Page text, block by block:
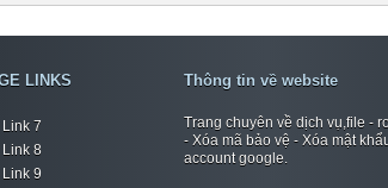
LINKS
7
8
9
Thông tin về website
Trang chuyên về dịch vụ,file -
- Xóa mã bảo vệ - Xóa mật
account google.